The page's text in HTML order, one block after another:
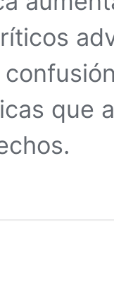
que